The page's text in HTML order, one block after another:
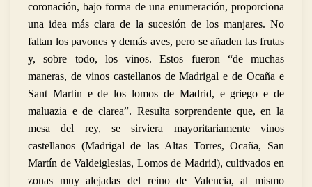
coronación, bajo forma de una enumeración, proporciona
una idea más clara de la sucesión de los manjares. No
faltan los pavones y demás aves, pero se añaden las frutas
y, sobre todo, los vinos. Estos fueron “de muchas
maneras, de vinos castellanos de Madrigal e de Ocaña e
Sant Martin e de los lomos de Madrid, e griego e de
maluazia e de clarea”. Resulta sorprendente que, en la
mesa del rey, se sirviera mayoritariamente vinos
castellanos (Madrigal de las Altas Torres, Ocaña, San
Martín de Valdeiglesias, Lomos de Madrid), cultivados en
zonas muy alejadas del reino de Valencia, al mismo